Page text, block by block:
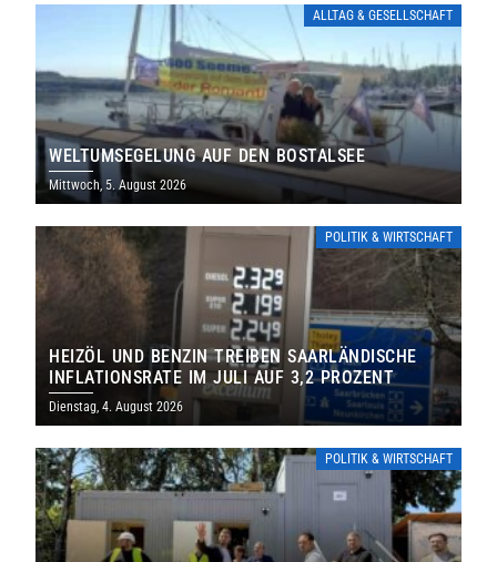
ALLTAG & GESELLSCHAFT
WELTUMSEGELUNG AUF DEN BOSTALSEE
Mittwoch, 5. August 2026
POLITIK & WIRTSCHAFT
HEIZÖL UND BENZIN TREIBEN SAARLÄNDISCHE
INFLATIONSRATE IM JULI AUF 3,2 PROZENT
Dienstag, 4. August 2026
POLITIK & WIRTSCHAFT